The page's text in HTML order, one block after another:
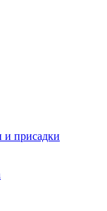
присадки